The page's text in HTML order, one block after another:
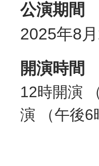
公演期間
2025年8
開演時間
12時開演
演 （午後6